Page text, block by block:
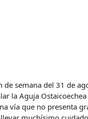
de semana del 31 de
la Aguja
vía que no presenta